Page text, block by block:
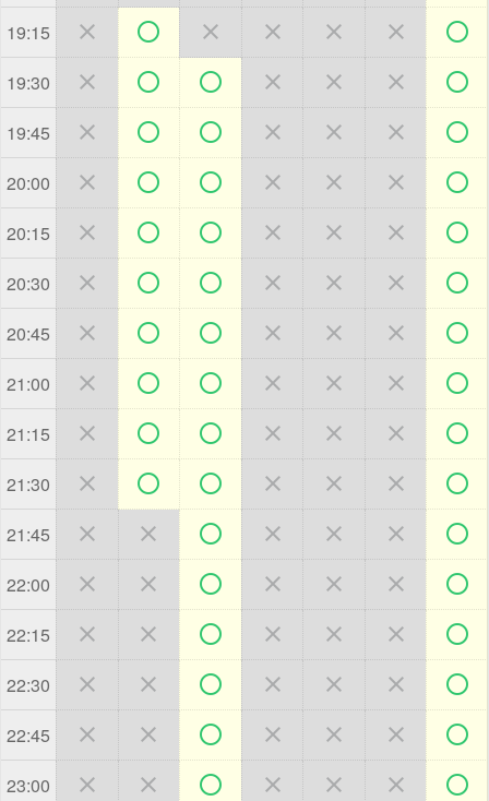
19:15       
19:30       
19:45       
20:00       
20:15       
20:30       
20:45       
21:00       
21:15       
21:30       
21:45       
22:00       
22:15       
22:30       
22:45       
23:00       